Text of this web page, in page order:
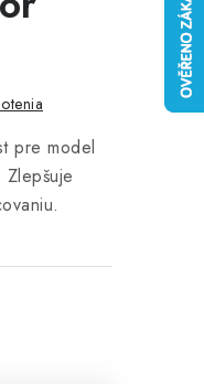
pre model